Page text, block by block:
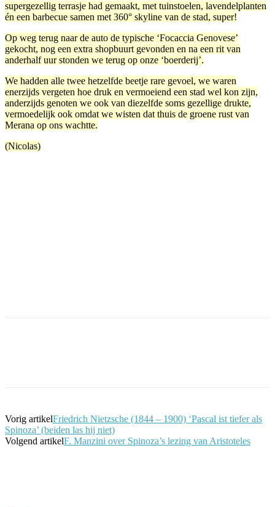
supergezellig terrasje had gemaakt, met tuinstoelen, lavendelplanten
én een barbecue samen met 360° skyline van de stad, super!
Op weg terug naar de auto de typische ‘Focaccia Genovese’
gekocht, nog een extra shopbuurt gevonden en na een rit van
anderhalf uur stonden we terug op onze ‘boerderij’.
We hadden alle twee hetzelfde beetje rare gevoel, we waren
enerzijds vergeten hoe druk en vermoeiend een stad wel kon zijn,
anderzijds genoten we ook van diezelfde soms gezellige drukte,
vermoedelijk ook omdat we wisten dat thuis de groene rust van
Merana op ons wachtte.
(Nicolas)
Vorig artikelFriedrich Nietzsche (1844 – 1900) ‘Pascal ist tiefer als
Spinoza’ (beiden las hij niet)
Volgend artikelF. Manzini over Spinoza’s lezing van Aristoteles